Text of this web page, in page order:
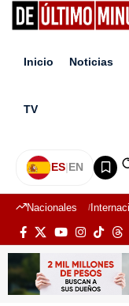
Inicio Noticias
TV
ES|EN
Nacionales